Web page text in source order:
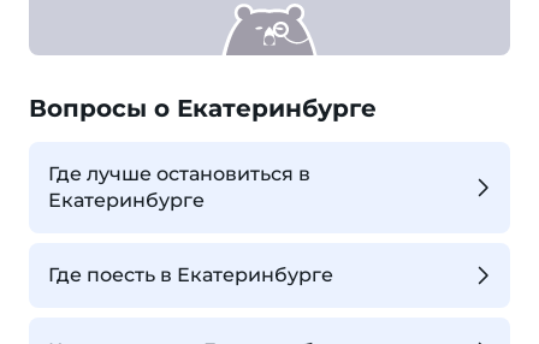
Вопросы о Екатеринбурге
Где лучше остановиться в
Екатеринбурге
Где поесть в Екатеринбурге